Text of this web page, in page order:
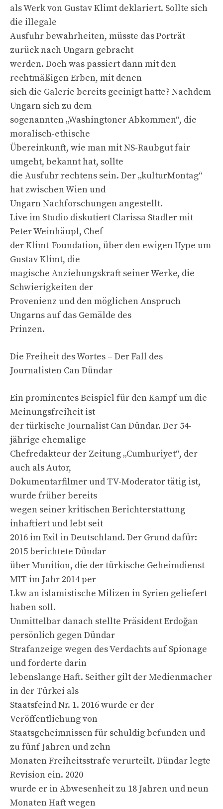
als Werk von Gustav Klimt deklariert. Sollte sich
die illegale
Ausfuhr bewahrheiten, müsste das Porträt
zurück nach Ungarn gebracht
werden. Doch was passiert dann mit den
rechtmäßigen Erben, mit denen
sich die Galerie bereits geeinigt hatte? Nachdem
Ungarn sich zu dem
sogenannten „Washingtoner Abkommen“, die
moralisch-ethische
Übereinkunft, wie man mit NS-Raubgut fair
umgeht, bekannt hat, sollte
die Ausfuhr rechtens sein. Der „kulturMontag“
hat zwischen Wien und
Ungarn Nachforschungen angestellt.
Live im Studio diskutiert Clarissa Stadler mit
Peter Weinhäupl, Chef
der Klimt-Foundation, über den ewigen Hype um
Gustav Klimt, die
magische Anziehungskraft seiner Werke, die
Schwierigkeiten der
Provenienz und den möglichen Anspruch
Ungarns auf das Gemälde des
Prinzen.
Die Freiheit des Wortes – Der Fall des
Journalisten Can Dündar
Ein prominentes Beispiel für den Kampf um die
Meinungsfreiheit ist
der türkische Journalist Can Dündar. Der 54-
jährige ehemalige
Chefredakteur der Zeitung „Cumhuriyet“, der
auch als Autor,
Dokumentarfilmer und TV-Moderator tätig ist,
wurde früher bereits
wegen seiner kritischen Berichterstattung
inhaftiert und lebt seit
2016 im Exil in Deutschland. Der Grund dafür:
2015 berichtete Dündar
über Munition, die der türkische Geheimdienst
MIT im Jahr 2014 per
Lkw an islamistische Milizen in Syrien geliefert
haben soll.
Unmittelbar danach stellte Präsident Erdoğan
persönlich gegen Dündar
Strafanzeige wegen des Verdachts auf Spionage
und forderte darin
lebenslange Haft. Seither gilt der Medienmacher
in der Türkei als
Staatsfeind Nr. 1. 2016 wurde er der
Veröffentlichung von
Staatsgeheimnissen für schuldig befunden und
zu fünf Jahren und zehn
Monaten Freiheitsstrafe verurteilt. Dündar legte
Revision ein. 2020
wurde er in Abwesenheit zu 18 Jahren und neun
Monaten Haft wegen